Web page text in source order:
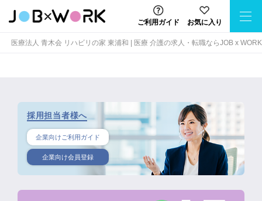
ご利用ガイド お気に入り
医療法人 青木会 リハビリの家 東浦和 | 医療 介護の求人・転職ならJOB x WORK
採用担当者様へ
企業向けご利用ガイド
企業向け会員登録